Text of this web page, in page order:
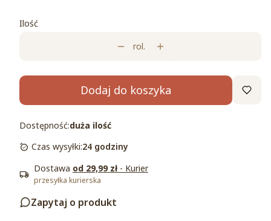
Ilość
rol.
Dodaj do koszyka
Dostępność:duża ilość
Czas wysyłki:24 godziny
Dostawa od 29,99 zł - Kurier
przesyłka kurierska
Zapytaj o produkt